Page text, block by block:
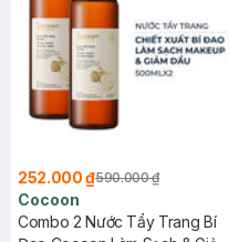
252.000 ₫590.000 ₫
Cocoon
Combo 2 Nước Tẩy Trang Bí